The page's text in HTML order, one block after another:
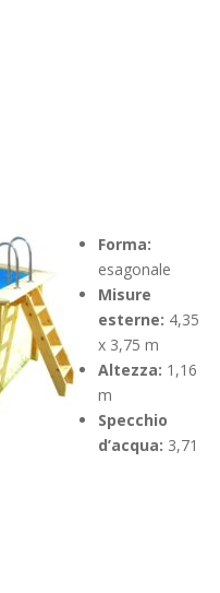
Forma:
esagonale
Misure
esterne: 4,35
x 3,75 m
Altezza: 1,16
m
Specchio
d’acqua: 3,71